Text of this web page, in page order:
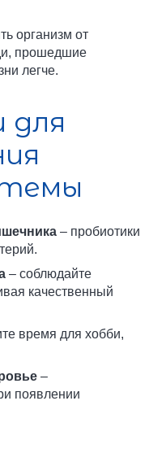
организм от
прошедшие
легче.
для
– пробиотики
– соблюдайте
качественный
время для хобби,
–
появлении